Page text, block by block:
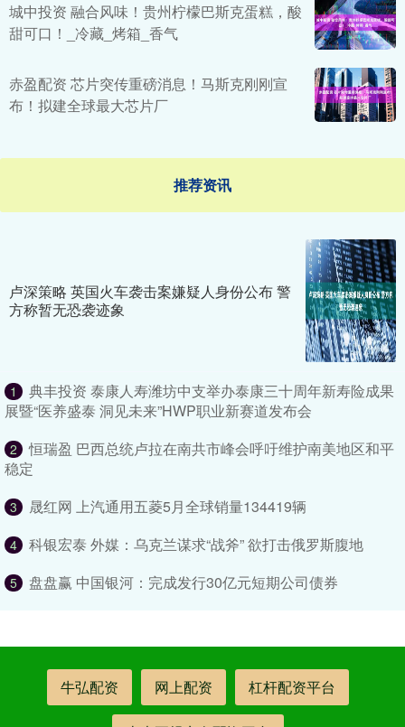
城中投资 融合风味！贵州柠檬巴斯克蛋糕，酸
甜可口！_冷藏_烤箱_香气
赤盈配资 芯片突传重磅消息！马斯克刚刚宣
布！拟建全球最大芯片厂
推荐资讯
卢深策略 英国火车袭击案嫌疑人身份公布 警
方称暂无恐袭迹象
1
典丰投资 泰康人寿潍坊中支举办泰康三十周年新寿险成果
展暨“医养盛泰 洞见未来”HWP职业新赛道发布会
2
恒瑞盈 巴西总统卢拉在南共市峰会呼吁维护南美地区和平
稳定
3 晟红网 上汽通用五菱5月全球销量134419辆
4 科银宏泰 外媒：乌克兰谋求“战斧” 欲打击俄罗斯腹地
5 盘盘赢 中国银河：完成发行30亿元短期公司债券
牛弘配资 网上配资 杠杆配资平台